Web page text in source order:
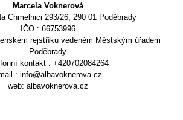
Marcela Voknerová
Chmelnici 293/26, 290 01 Poděbrady
IČO : 66753996
rejstříku vedeném Městským úřadem
Poděbrady
kontakt : +420702084264
: info@albavoknerova.cz
web: albavoknerova.cz